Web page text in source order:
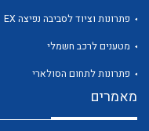
פתרונות וציוד לסביבה נפיצה EX
מטענים לרכב חשמלי
פתרונות לתחום הסולארי
מאמרים